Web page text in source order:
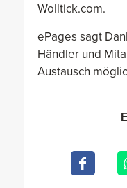
Wolltick.com.
ePages sagt
Händler und
Austausch